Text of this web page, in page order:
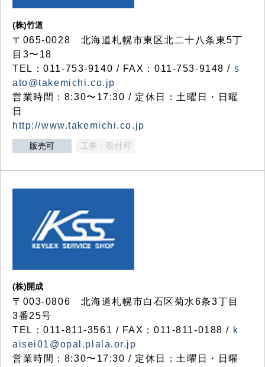
(株)竹道
〒065-0028 北海道札幌市東区北二十八条東5丁
目3〜18
TEL：011-753-9140 / FAX：011-753-9148 / s
ato@takemichi.co.jp
営業時間：8:30〜17:30 / 定休日：土曜日・日曜
日
http://www.takemichi.co.jp
販売可 工事・取付可
(株)開成
〒003-0806 北海道札幌市白石区菊水6条3丁目
3番25号
TEL：011-811-3561 / FAX：011-811-0188 / k
aisei01@opal.plala.or.jp
営業時間：8:30〜17:30 / 定休日：土曜日・日曜